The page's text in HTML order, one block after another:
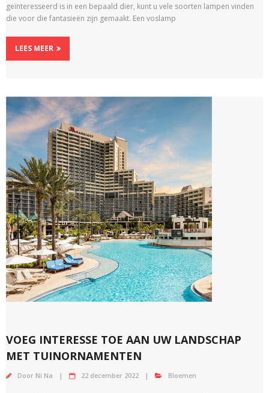
geïnteresseerd is in een bepaald dier, kunt u vele soorten lampen vinden
die voor die fantasieën zijn gemaakt. Een voslamp
LEES MEER
VOEG INTERESSE TOE AAN UW LANDSCHAP
MET TUINORNAMENTEN
Door Ni Na 22 december 2022 Bloemen